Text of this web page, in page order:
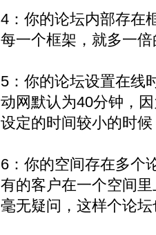
4：你的论坛内部存在
每一个框架，就多一
5：你的论坛设置在线
动网默认为40分钟，
设定的时间较小的时
6：你的空间存在多个
有的客户在一个空间
毫无疑问，这样个论